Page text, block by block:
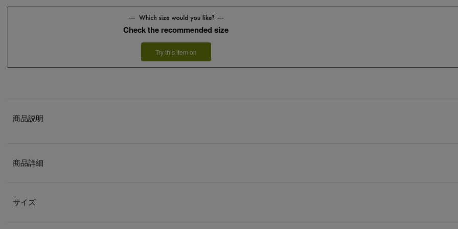
Check the recommended size
Try this item on
商品説明
商品詳細
サイズ